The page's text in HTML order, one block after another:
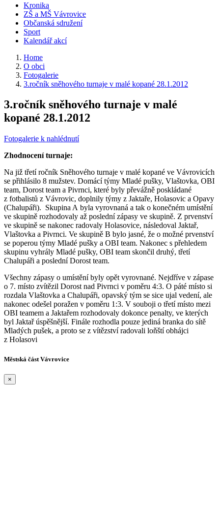
Kronika
ZŠ a MŠ Vávrovice
Občanská sdružení
Sport
Kalendář akcí
Home
O obci
Fotogalerie
3.ročník sněhového turnaje v malé kopané 28.1.2012
3.ročník sněhového turnaje v malé
kopané 28.1.2012
Fotogalerie k nahlédnutí
Zhodnocení turnaje:
Na již třetí ročník Sněhového turnaje v malé kopané ve Vávrovicích
se přihlásilo 8 mužstev. Domácí týmy Mladé pušky, Vlaštovka, OBI
team, Dorost team a Pivrnci, které byly převážně poskládané
z fotbalistů z Vávrovic, doplnily týmy z Jaktaře, Holasovic a Opavy
(Chalupáři). Skupina A byla vyrovnaná a tak o konečném umístění
ve skupině rozhodovaly až poslední zápasy ve skupině. Z prvenství
ve skupině se nakonec radovaly Holasovice, následoval Jaktař,
Vlaštovka a Pivrnci. Ve skupině B bylo jasné, že o možné prvenství
se poperou týmy Mladé pušky a OBI team. Nakonec s přehledem
skupinu vyhrály Mladé pušky, OBI team skončil druhý, třetí
Chalupáři a poslední Dorost team.
Všechny zápasy o umístění byly opět vyrovnané. Nejdříve v zápase
o 7. místo zvítězil Dorost nad Pivrnci v poměru 4:3. O páté místo si
rozdala Vlaštovka a Chalupáři, opavský tým se sice ujal vedení, ale
nakonec odešel poražen v poměru 1:3. V souboji o třetí místo mezi
OBI teamem a Jaktařem rozhodovaly dokonce penalty, ve kterých
byl Jaktař úspěšnější. Finále rozhodla pouze jediná branka do sítě
Mladých pušek, a proto se z vítězství radovali loňští obhájci
z Holasovi
Městská část Vávrovice
×